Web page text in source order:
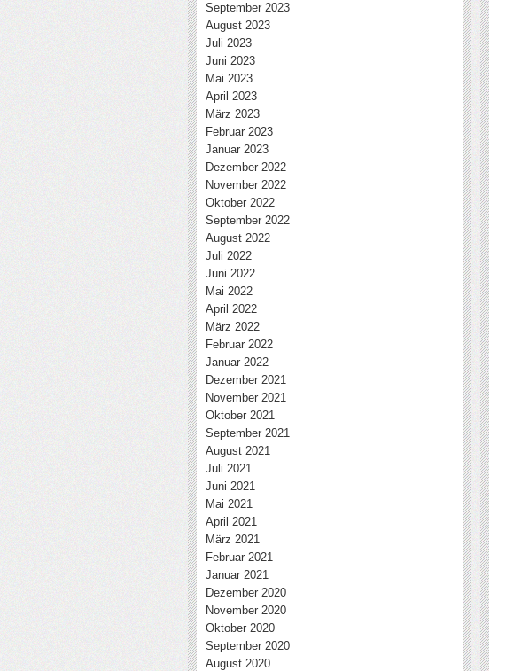
September 2023
August 2023
Juli 2023
Juni 2023
Mai 2023
April 2023
März 2023
Februar 2023
Januar 2023
Dezember 2022
November 2022
Oktober 2022
September 2022
August 2022
Juli 2022
Juni 2022
Mai 2022
April 2022
März 2022
Februar 2022
Januar 2022
Dezember 2021
November 2021
Oktober 2021
September 2021
August 2021
Juli 2021
Juni 2021
Mai 2021
April 2021
März 2021
Februar 2021
Januar 2021
Dezember 2020
November 2020
Oktober 2020
September 2020
August 2020